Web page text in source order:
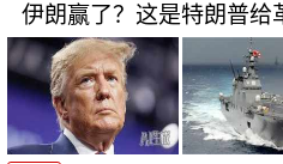
伊朗赢了？这是特朗普给